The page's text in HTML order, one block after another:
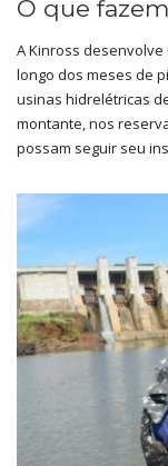
O que
A Kinross
longo dos meses de
usinas hidrelétricas
montante, nos
possam seguir seu